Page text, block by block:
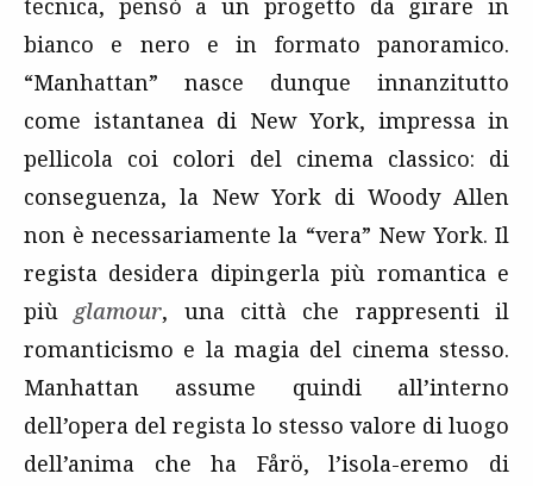
tecnica, pensò a un progetto da girare in
bianco e nero e in formato panoramico.
“Manhattan” nasce dunque innanzitutto
come istantanea di New York, impressa in
pellicola coi colori del cinema classico: di
conseguenza, la New York di Woody Allen
non è necessariamente la “vera” New York. Il
regista desidera dipingerla più romantica e
piùglamour, una città che rappresenti il
romanticismo e la magia del cinema stesso.
Manhattan assume quindi all’interno
dell’opera del regista lo stesso valore di luogo
dell’anima che ha Fårö, l’isola-eremo di